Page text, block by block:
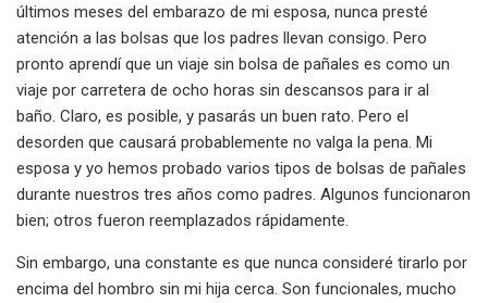
últimos meses del embarazo de mi esposa, nunca presté
atención a las bolsas que los padres llevan consigo. Pero
pronto aprendí que un viaje sin bolsa de pañales es como un
viaje por carretera de ocho horas sin descansos para ir al
baño. Claro, es posible, y pasarás un buen rato. Pero el
desorden que causará probablemente no valga la pena. Mi
esposa y yo hemos probado varios tipos de bolsas de pañales
durante nuestros tres años como padres. Algunos funcionaron
bien; otros fueron reemplazados rápidamente.
Sin embargo, una constante es que nunca consideré tirarlo por
encima del hombro sin mi hija cerca. Son funcionales, mucho